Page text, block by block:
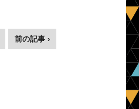
前の記事 ›